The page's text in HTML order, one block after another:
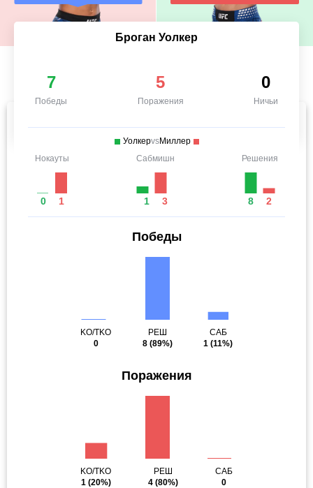
Броган Уолкер
7
Победы
5
Поражения
0
Ничьи
УолкерvsМиллер
Нокауты
0 1
Сабмишн
1 3
Решения
8 2
Победы
KO/TKO
0
РЕШ
8(89%)
САБ
1 (11%)
Поражения
KO/TKO
1(20%)
РЕШ
4 (80%)
САБ
0